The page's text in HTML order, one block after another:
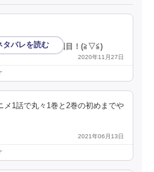
プリの審査員３回目！(⁠≧⁠▽⁠≦⁠)
2020年11月27日
メ1話で丸々1巻と2巻の初めまでや
2021年06月13日